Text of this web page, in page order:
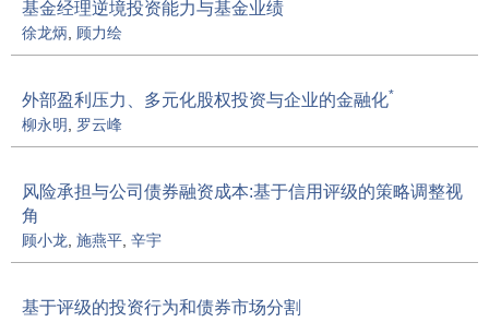
基金经理逆境投资能力与基金业绩
徐龙炳, 顾力绘
外部盈利压力、多元化股权投资与企业的金融化*
柳永明, 罗云峰
风险承担与公司债券融资成本:基于信用评级的策略调整视
角
顾小龙, 施燕平, 辛宇
基于评级的投资行为和债券市场分割